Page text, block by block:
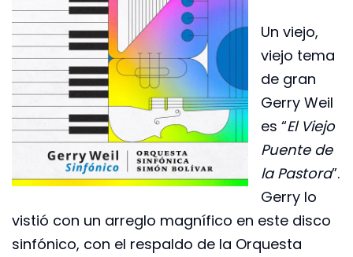
Un viejo,
viejo tema
de gran
Gerry Weil
es “El Viejo
Puente de
la Pastora”.
Gerry lo
vistió con un arreglo magnífico en este disco
sinfónico, con el respaldo de la Orquesta